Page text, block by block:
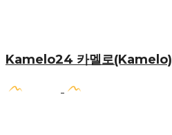
Kamelo24 카멜로(Kamelo)